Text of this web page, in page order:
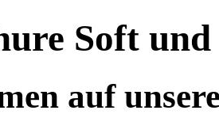
Soft
auf